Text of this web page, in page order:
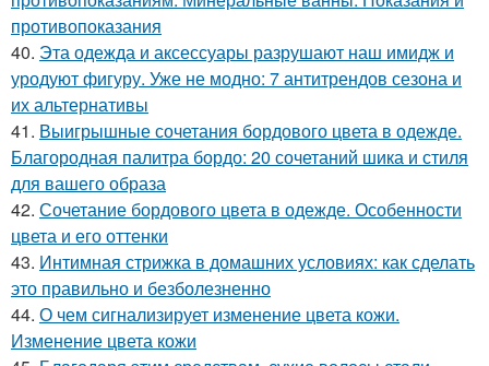
противопоказания
40. Эта одежда и аксессуары разрушают наш имидж и
уродуют фигуру. Уже не модно: 7 антитрендов сезона и
их альтернативы
41. Выигрышные сочетания бордового цвета в одежде.
Благородная палитра бордо: 20 сочетаний шика и стиля
для вашего образа
42. Сочетание бордового цвета в одежде. Особенности
цвета и его оттенки
43. Интимная стрижка в домашних условиях: как сделать
это правильно и безболезненно
44. О чем сигнализирует изменение цвета кожи.
Изменение цвета кожи